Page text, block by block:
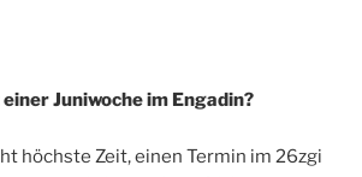
Juniwoche im Engadin?
höchste Zeit, einen Termin im 26zgi